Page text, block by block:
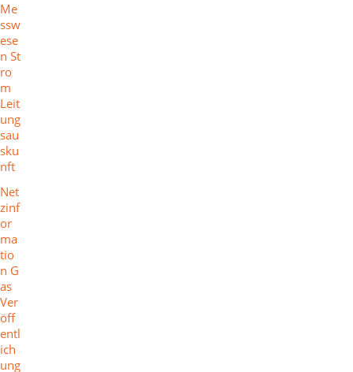
Me
ssw
ese
n St
ro
m
Leit
ung
sau
sku
nft
Net
zinf
or
ma
tio
n G
as
Ver
öff
entl
ich
ung